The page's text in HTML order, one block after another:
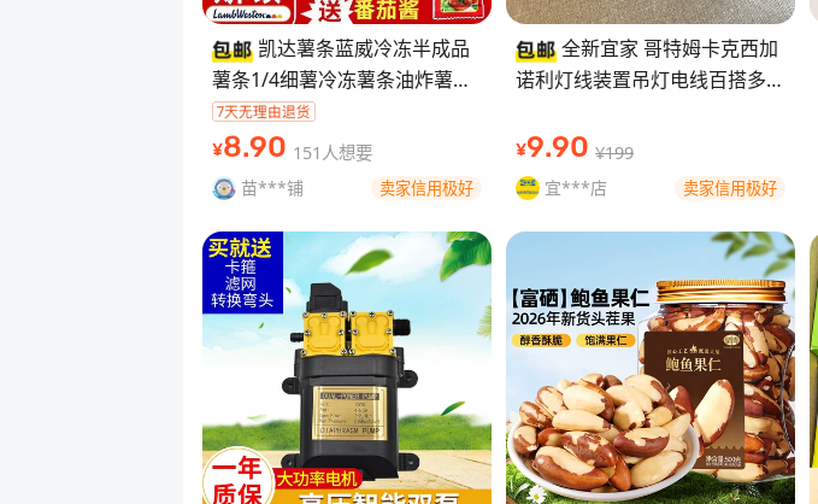
凯达薯条蓝威冷冻半成品
薯条1/4细薯冷冻薯条油炸薯条
粗薯4斤 【温馨提示】
↓↓↓↓↓↓↓↓↓↓↓↓↓↓
【保障】：本店是
¥8.90 151人想要
苗***铺
卖家信用极好
全新宜家 哥特姆卡克西加
诺利灯线装置吊灯电线百搭多种
汉莫 电压:111V~240V
¥9.90 ¥199
宜***店
卖家信用极好